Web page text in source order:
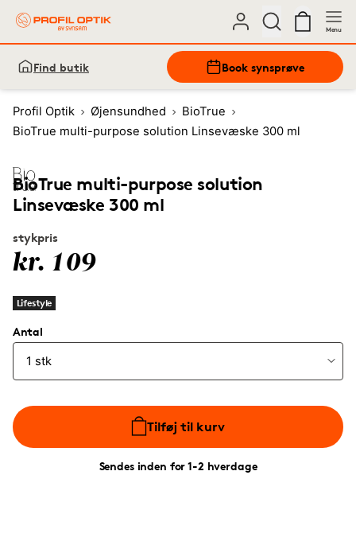
Menu
Find butik Book synsprøve
Profil Optik Øjensundhed
BioTrue
BioTrue multi-purpose solution Linsevæske 300 ml
BioTrue multi-purpose solution
Linsevæske 300 ml
stykpris
kr. 109
Lifestyle
Antal
Tilføj til kurv
Sendes inden for 1-2 hverdage